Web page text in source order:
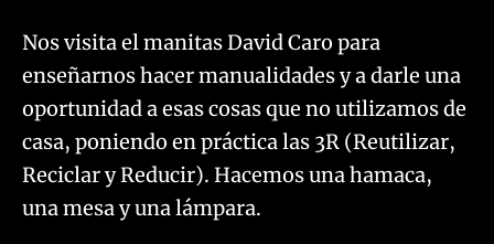
Nos visita el manitas David Caro para
enseñarnos hacer manualidades y a darle una
oportunidad a esas cosas que no utilizamos de
casa, poniendo en práctica las 3R (Reutilizar,
Reciclar y Reducir). Hacemos una hamaca,
una mesa y una lámpara.